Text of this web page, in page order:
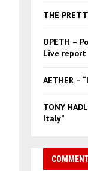
THE
OPETH –
Live report
AETHER –
TONY
Italy”